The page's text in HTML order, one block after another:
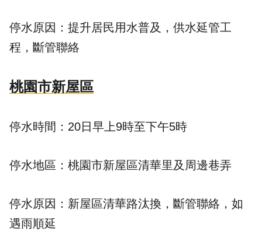
停水原因：提升居民用水普及，供水延管工
程，斷管聯絡
桃園市新屋區
停水時間：20日早上9時至下午5時
停水地區：桃園市新屋區清華里及周邊巷弄
停水原因：新屋區清華路汰換，斷管聯絡，如
遇雨順延